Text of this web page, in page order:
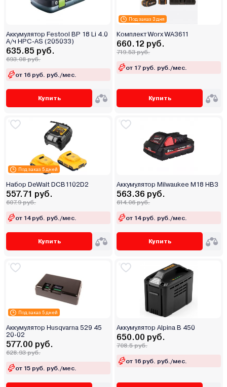
Аккумулятор Festool BP 18 Li 4.0
А/ч HPC-AS (205033)
635.85 руб.
693.08 руб.
от 16 руб. руб./мес.
Купить
Под заказ 3 дня
Комплект Worx WA3611
660.12 руб.
719.53 руб.
от 17 руб. руб./мес.
Купить
Под заказ 5 дней
Набор DeWalt DCB1102D2
557.71 руб.
607.9 руб.
от 14 руб. руб./мес.
Купить
Аккумулятор Milwaukee M18 HB3
563.36 руб.
614.06 руб.
от 14 руб. руб./мес.
Купить
Под заказ 5 дней
Аккумулятор Husqvarna 529 45
20-02
577.00 руб.
628.93 руб.
от 15 руб. руб./мес.
Аккумулятор Alpina B 450
650.00 руб.
708.5 руб.
от 16 руб. руб./мес.